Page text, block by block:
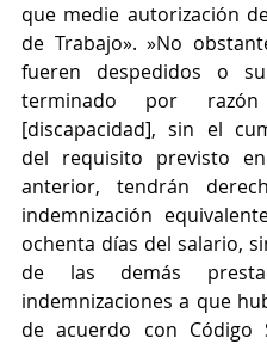
que medie autorización
de Trabajo». »No
fueren despedidos o
terminado por
[discapacidad], sin el
del requisito previsto
anterior, tendrán
indemnización
ochenta días del salario,
de las demás
indemnizaciones a que
de acuerdo con Código